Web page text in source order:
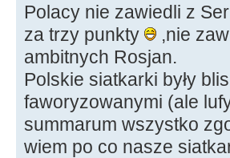
Polacy nie zawiedli z
za trzy punkty
,nie
ambitnych Rosjan.
Polskie siatkarki były
faworyzowanymi (ale
summarum wszystko
wiem po co nasze